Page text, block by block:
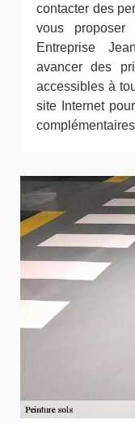
contacter des
vous
Entreprise
avancer des
accessibles à
site Internet